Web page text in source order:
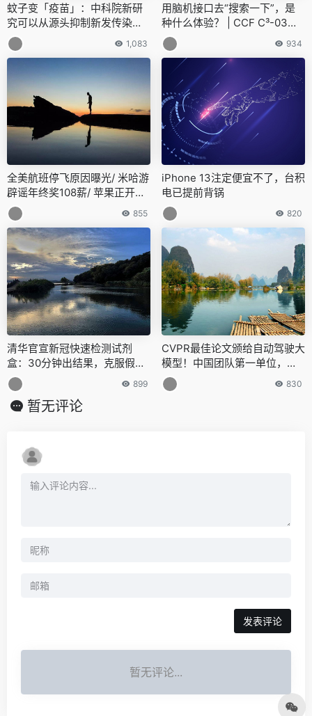
蚊子变「疫苗」：中科院新研
究可以从源头抑制新发传染病 |
Nature子刊
1,083
用脑机接口去“搜索一下”，是
种什么体验？ | CCF C³-03@
搜狗
934
全美航班停飞原因曝光/ 米哈游
辟谣年终奖108薪/ 苹果正开发
触摸屏Mac…今日更多新鲜事在
此
855
iPhone 13注定便宜不了，台积
电已提前背锅
820
清华官宣新冠快速检测试剂
盒：30分钟出结果，克服假阴
性问题
899
CVPR最佳论文颁给自动驾驶大
模型！中国团队第一单位，近1
0年三大视觉顶会首例
830
暂无评论
发表评论
暂无评论...